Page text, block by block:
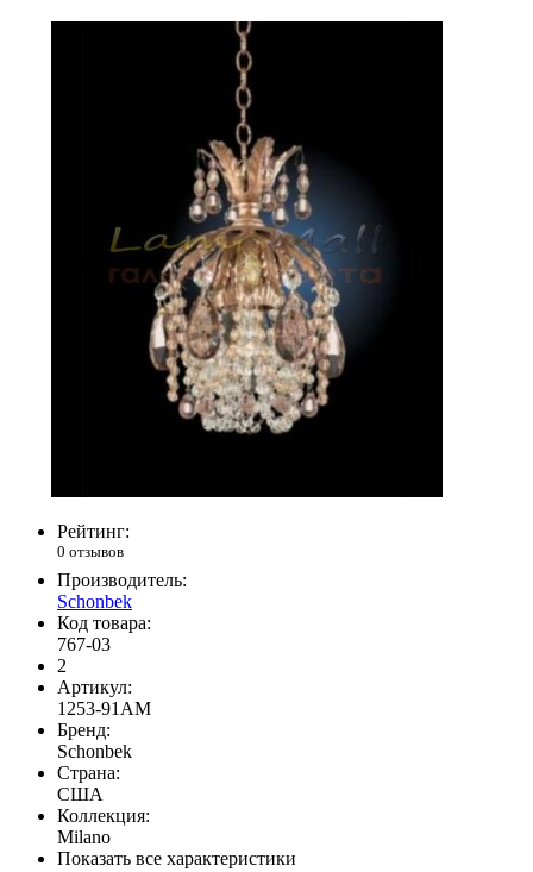
Рейтинг:
0 отзывов
Производитель:
Schonbek
Код товара:
767-03
2
Артикул:
1253-91AM
Бренд:
Schonbek
Страна:
США
Коллекция:
Milano
Показать все характеристики